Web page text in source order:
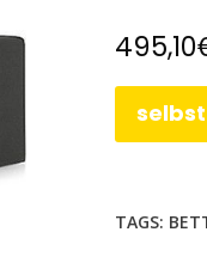
495,10
TAGS: